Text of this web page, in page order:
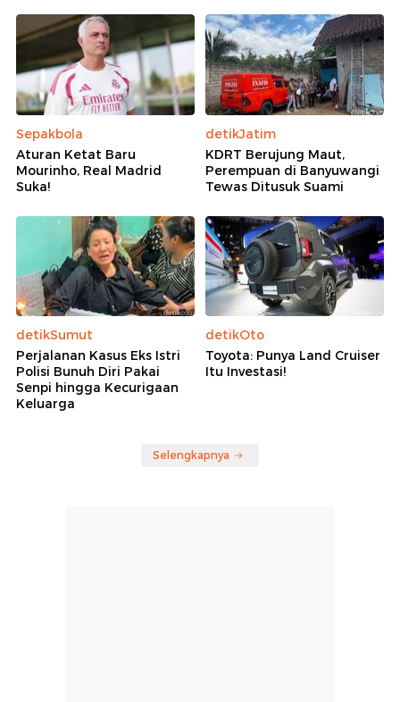
Sepakbola
Aturan Ketat Baru
Mourinho, Real Madrid
Suka!
detikJatim
KDRT Berujung Maut,
Perempuan di Banyuwangi
Tewas Ditusuk Suami
detikSumut
Perjalanan Kasus Eks Istri
Polisi Bunuh Diri Pakai
Senpi hingga Kecurigaan
Keluarga
detikOto
Toyota: Punya Land Cruiser
Itu Investasi!
Selengkapnya